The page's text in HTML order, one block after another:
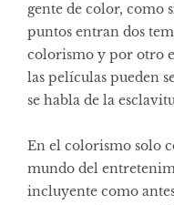
gente de color, como
puntos entran dos
colorismo y por otro
las películas pueden
se habla de la
En el colorismo solo
mundo del
incluyente como